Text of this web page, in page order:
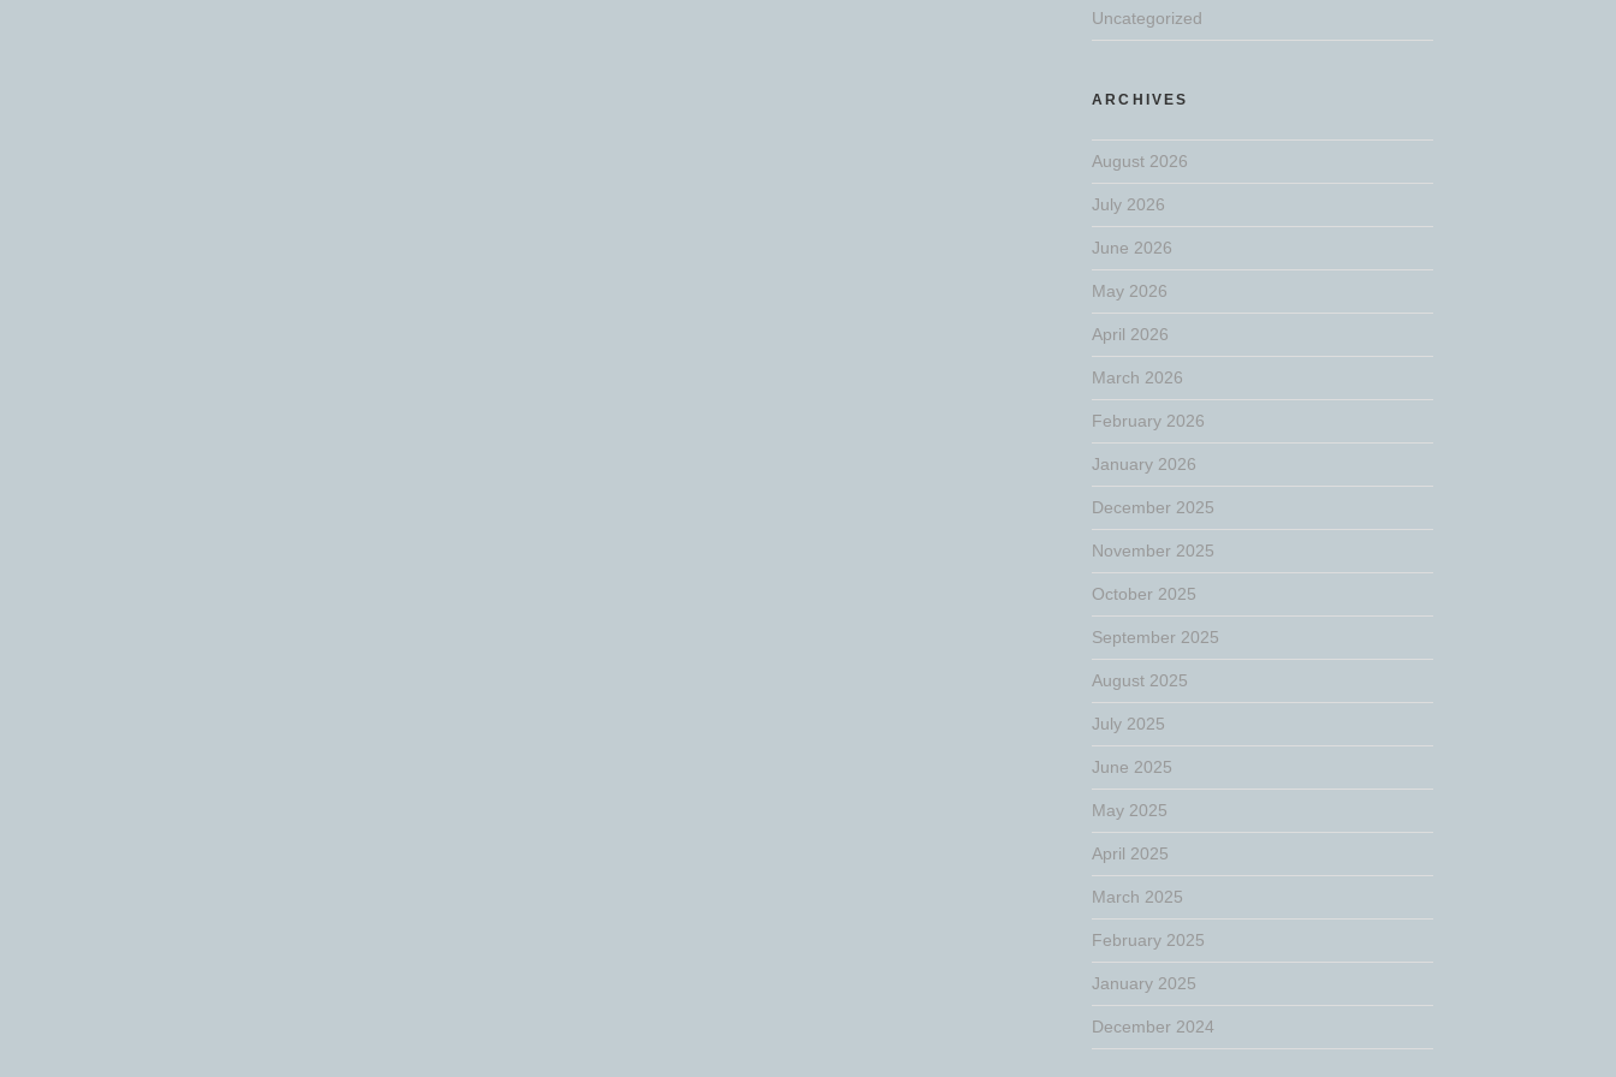
Uncategorized
ARCHIVES
August 2026
July 2026
June 2026
May 2026
April 2026
March 2026
February 2026
January 2026
December 2025
November 2025
October 2025
September 2025
August 2025
July 2025
June 2025
May 2025
April 2025
March 2025
February 2025
January 2025
December 2024